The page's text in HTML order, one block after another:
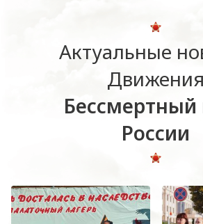
Актуальные
Движения
Бессмертный
России